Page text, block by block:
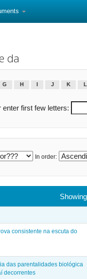
da
G H J K L
enter first few letters:
In order:
consistente na escuta do
das parentalidades biológica
decorrentes